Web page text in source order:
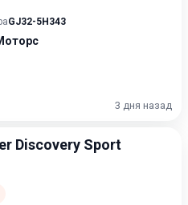
GJ32-5H343
3 дня назад
Discovery Sport